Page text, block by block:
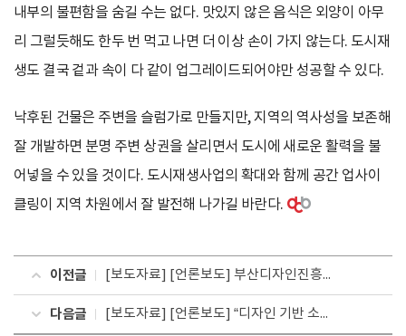
내부의 불편함을 숨길 수는 없다. 맛있지 않은 음식은 외양이 아무
리 그럴듯해도 한두 번 먹고 나면 더 이상 손이 가지 않는다. 도시재
생도 결국 겉과 속이 다 같이 업그레이드되어야만 성공할 수 있다.
낙후된 건물은 주변을 슬럼가로 만들지만, 지역의 역사성을 보존해
잘 개발하면 분명 주변 상권을 살리면서 도시에 새로운 활력을 불
어넣을 수 있을 것이다. 도시재생사업의 확대와 함께 공간 업사이
클링이 지역 차원에서 잘 발전해 나가길 바란다.
이전글 [보도자료] [언론보도] 부산디자인진흥원, 부산신용보증재단과 지역 우수 디자인기업 금융지원 위해 ‘맞손’
다음글 [보도자료] [언론보도] “디자인 기반 소상공인 비즈니스 모델 개발 및 창업 지원 ”